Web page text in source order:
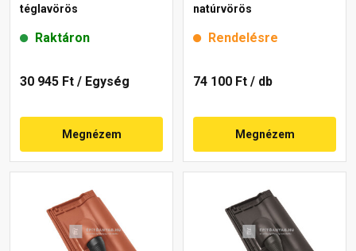
téglavörös
Raktáron
30 945 Ft / Egység
Megnézem
natúrvörös
Rendelésre
74 100 Ft / db
Megnézem